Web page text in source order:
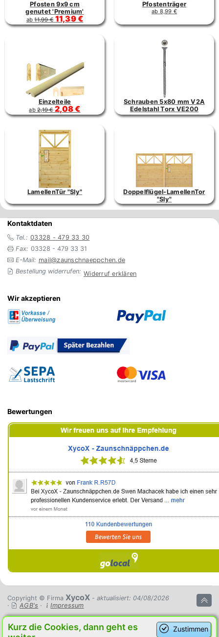
Pfosten 9x9 cm
genutet 'Premium'
ab11,99 € 11,39 €
Pfostenträger
ab 8,99 €
Einzelteile
ab2,19 € 2,08 €
Schrauben 5x80 mm V2A
Edelstahl Torx VE200
LamellenTür "Sly"
Doppelflügel-LamellenTor
"Sly"
Kontaktdaten
Tel.: 03328 - 479 33 30
Fax: 03328 - 479 33 31
E-Mail: mail@zaunschnaeppchen.de
Bestellung widerrufen: Widerruf erklären
Wir akzeptieren
Bewertungen
Copyright © Firma XycoX - aktualisiert: 04/08/2026
·
AGB's · Impressum
Zustimmen
Kurz die Cookies, dann geht es